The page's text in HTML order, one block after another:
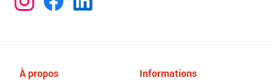
À propos Informations